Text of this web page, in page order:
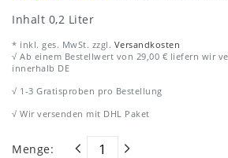
Inhalt 0,2 Liter
* inkl. ges. MwSt. zzgl. Versandkosten
√ Ab einem Bestellwert von 29,00 € liefern wir
innerhalb DE
√ 1-3 Gratisproben pro Bestellung
√ Wir versenden mit DHL Paket
Menge: